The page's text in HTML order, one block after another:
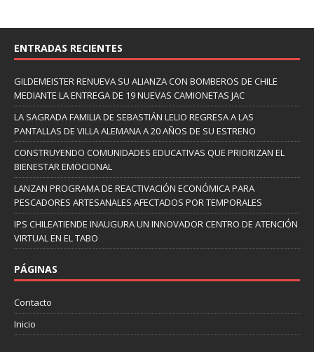
ENTRADAS RECIENTES
GILDEMEISTER RENUEVA SU ALIANZA CON BOMBEROS DE CHILE
MEDIANTE LA ENTREGA DE 19 NUEVAS CAMIONETAS JAC
LA SAGRADA FAMILIA DE SEBASTIÁN LELIO REGRESA A LAS
PANTALLAS DE VILLA ALEMANA A 20 AÑOS DE SU ESTRENO
CONSTRUYENDO COMUNIDADES EDUCATIVAS QUE PRIORIZAN EL
BIENESTAR EMOCIONAL
LANZAN PROGRAMA DE REACTIVACIÓN ECONÓMICA PARA
PESCADORES ARTESANALES AFECTADOS POR TEMPORALES
IPS CHILEATIENDE INAUGURA UN INNOVADOR CENTRO DE ATENCIÓN
VIRTUAL EN EL TABO
PÁGINAS
Contacto
Inicio